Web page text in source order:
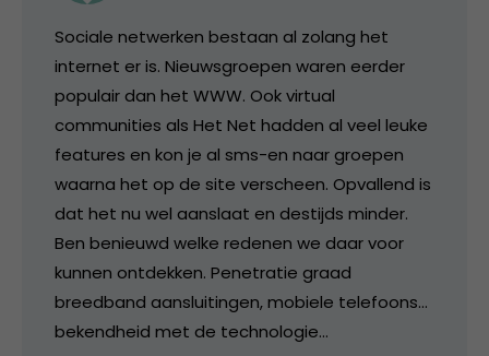
Sociale netwerken bestaan al zolang het
internet er is. Nieuwsgroepen waren eerder
populair dan het WWW. Ook virtual
communities als Het Net hadden al veel leuke
features en kon je al sms-en naar groepen
waarna het op de site verscheen. Opvallend is
dat het nu wel aanslaat en destijds minder.
Ben benieuwd welke redenen we daar voor
kunnen ontdekken. Penetratie graad
breedband aansluitingen, mobiele telefoons…
bekendheid met de technologie…